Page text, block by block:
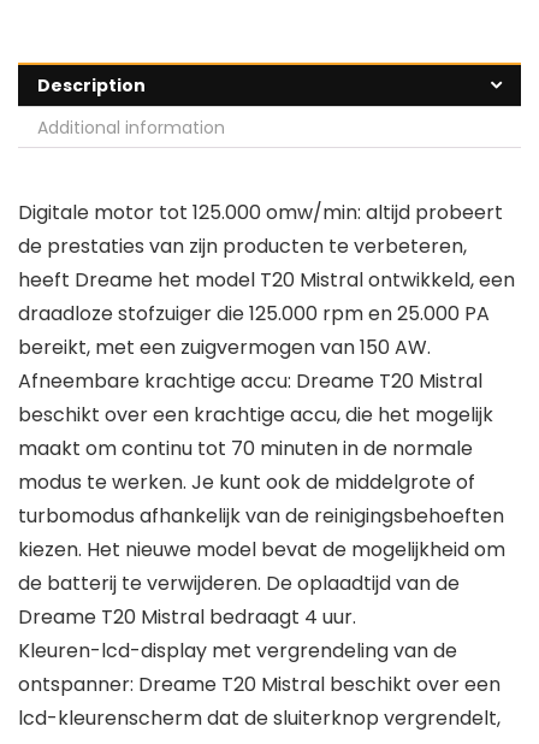
Description
Additional information
Digitale motor tot 125.000 omw/min: altijd probeert
de prestaties van zijn producten te verbeteren,
heeft Dreame het model T20 Mistral ontwikkeld, een
draadloze stofzuiger die 125.000 rpm en 25.000 PA
bereikt, met een zuigvermogen van 150 AW.
Afneembare krachtige accu: Dreame T20 Mistral
beschikt over een krachtige accu, die het mogelijk
maakt om continu tot 70 minuten in de normale
modus te werken. Je kunt ook de middelgrote of
turbomodus afhankelijk van de reinigingsbehoeften
kiezen. Het nieuwe model bevat de mogelijkheid om
de batterij te verwijderen. De oplaadtijd van de
Dreame T20 Mistral bedraagt 4 uur.
Kleuren-lcd-display met vergrendeling van de
ontspanner: Dreame T20 Mistral beschikt over een
lcd-kleurenscherm dat de sluiterknop vergrendelt,